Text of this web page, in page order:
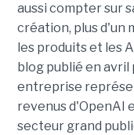
aussi compter sur
création, plus d'un
les produits et les
blog publié en avril
entreprise
revenus d'OpenAI
secteur grand